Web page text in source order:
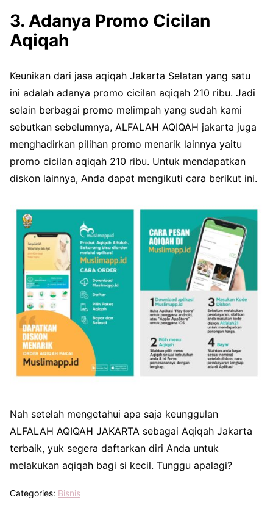
3. Adanya Promo Cicilan
Aqiqah
Keunikan dari jasa aqiqah Jakarta Selatan yang satu
ini adalah adanya promo cicilan aqiqah 210 ribu. Jadi
selain berbagai promo melimpah yang sudah kami
sebutkan sebelumnya, ALFALAH AQIQAH jakarta juga
menghadirkan pilihan promo menarik lainnya yaitu
promo cicilan aqiqah 210 ribu. Untuk mendapatkan
diskon lainnya, Anda dapat mengikuti cara berikut ini.
Nah setelah mengetahui apa saja keunggulan
ALFALAH AQIQAH JAKARTA sebagai Aqiqah Jakarta
terbaik, yuk segera daftarkan diri Anda untuk
melakukan aqiqah bagi si kecil. Tunggu apalagi?
Categories: Bisnis